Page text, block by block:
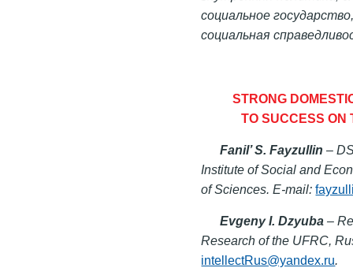
социальное
социальная
STRONG
TO SUCCESS ON
Fanil’ S. Fayzullin –
Institute of Social and
of Sciences. E-mail:
Evgeny I. Dzyuba –
Research of the UFRC,
intellectRus@yandex.ru.